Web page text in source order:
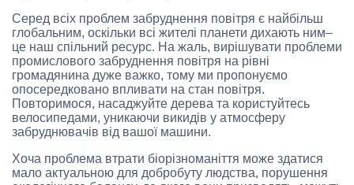
Серед всіх проблем забруднення повітря є найбільш
глобальним, оскільки всі жителі планети дихають ним–
це наш спільний ресурс. На жаль, вирішувати проблеми
промислового забруднення повітря на рівні
громадянина дуже важко, тому ми пропонуємо
опосередковано впливати на стан повітря.
Повторимося, насаджуйте дерева та користуйтесь
велосипедами, уникаючи викидів у атмосферу
забруднювачів від вашої машини.
Хоча проблема втрати біорізноманіття може здатися
мало актуальною для добробуту людства, порушення